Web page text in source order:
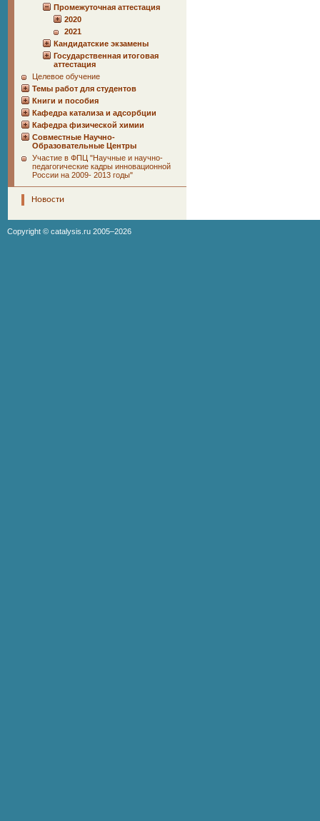
Промежуточная аттестация
2020
2021
Кандидатские экзамены
Государственная итоговая
аттестация
Целевое обучение
Темы работ для студентов
Книги и пособия
Кафедра катализа и адсорбции
Кафедра физической химии
Совместные Научно-
Образовательные Центры
Участие в ФПЦ "Научные и научно-
педагогические кадры инновационной
России на 2009- 2013 годы"
Новости
Copyright © catalysis.ru 2005–2026